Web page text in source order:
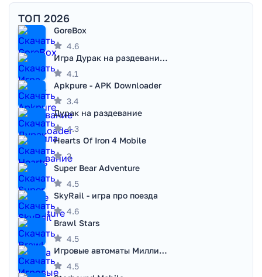
ТОП 2026
GoreBox
4.6
Игра Дурак на раздевание - Правила игры
4.1
Apkpure - APK Downloader
3.4
Дурак на раздевание
4.3
Hearts Of Iron 4 Mobile
3
Super Bear Adventure
4.5
SkyRail - игра про поезда
4.6
Brawl Stars
4.5
Игровые автоматы Миллионер
4.5